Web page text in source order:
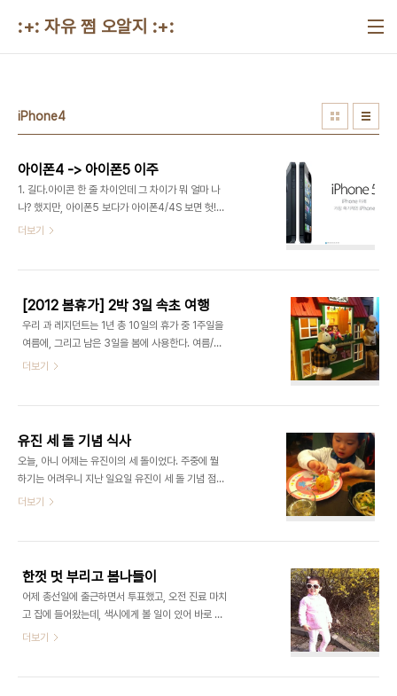
:+: 자유 쩜 오알지 :+:
iPhone4
아이폰4 -> 아이폰5 이주
1. 길다.아이콘 한 줄 차이인데 그 차이가 뭐 얼마 나
나? 했지만, 아이폰5 보다가 아이폰4/4S 보면 헛!
화면이 작네... 이런다. 사람은 적응의 동물이라더
와 비교해 보면 크게 느껴진다. 다시 들어본 아이폰
4, 팔 빠지는 줄 알았다. :) 4. 빠르다.3GS 시절 A4
칩을 채용한 아이폰4의 속도는 가공할만 했으나, 이
제는 문자메세지 하나 확인하기도 힘들 정도. 하지만
아이폰5는 엄청난 속도를 보여준다. 게다가 LTE는
폰4의 24개월 약정을 지난 2012년 11월부로 마치
더보기
[2012 봄휴가] 2박 3일 속초 여행
우리 과 레지던트는 1년 총 10일의 휴가 중 1주일을
여름에, 그리고 남은 3일을 봄에 사용한다. 여름/겨
울 가는 곳도 있다는데, 겨울에 4년차 공부하러 나가
나 예약이 너무 어려워서 포기. 속초 쏘라노도 깔끔한
데다 워터피아라는 물놀이 할 곳이 있다기에 그 쪽으
로 정했다. 목요일 아침 일찍 짐 챙기고 집에서 출발!
집 근처 주유소에서 흰둥이 밥 먹인 뒤 외곽순환 올라
서울춘천고속도로를 타니 평일 아침이라 차가 별로
비. :) 우리 흰둥이 평균연비가 무려 15km/L 가 나오
더보기
유진 세 돌 기념 식사
오늘, 아니 어제는 유진이의 세 돌이었다. 주중에 뭘
하기는 어려우니 지난 일요일 유진이 세 돌 기념 점심
식사를 했다. 원래는 양가 부모님들 모시고 식사 대접
로 했다. 어디 갈까 하다가 넓고 음식 종류가 많은 드
마리스에 갔다. 색시가 예약해 둔 덕에 기다리지 않고
들어갔는데, 사람 참 많더라. 다행히 가는 길에 차 안
에서 유진이가 살짝 남들어, 조심조심 유모차로 옮겨
계속 재우는 사이 우리 둘이 식사를 아주 맛나게 먹었
하는 음식도 많이 먹었다. 다 먹고 나와 더 많이 놀고
더보기
한껏 멋 부리고 봄나들이
어제 총선일에 출근하면서 투표했고, 오전 진료 마치
고 집에 들어왔는데, 색시에게 볼 일이 있어 바로 유
진이를 건내 받고는 저녁 먹고 재우기까지 했다. 오후
더보기